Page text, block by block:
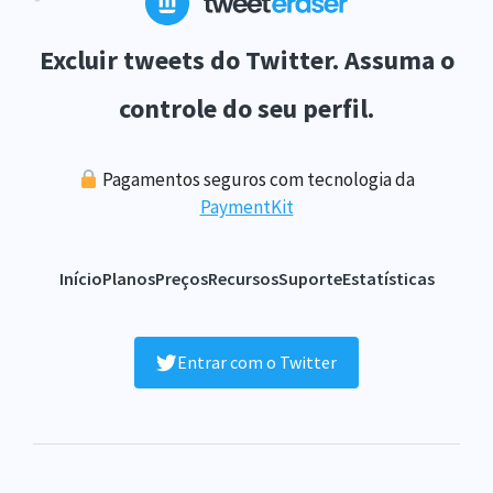
Excluir tweets do Twitter. Assuma o
controle do seu perfil.
Pagamentos seguros com tecnologia da
PaymentKit
InícioPlanosPreçosRecursosSuporteEstatísticas
Entrar com o Twitter